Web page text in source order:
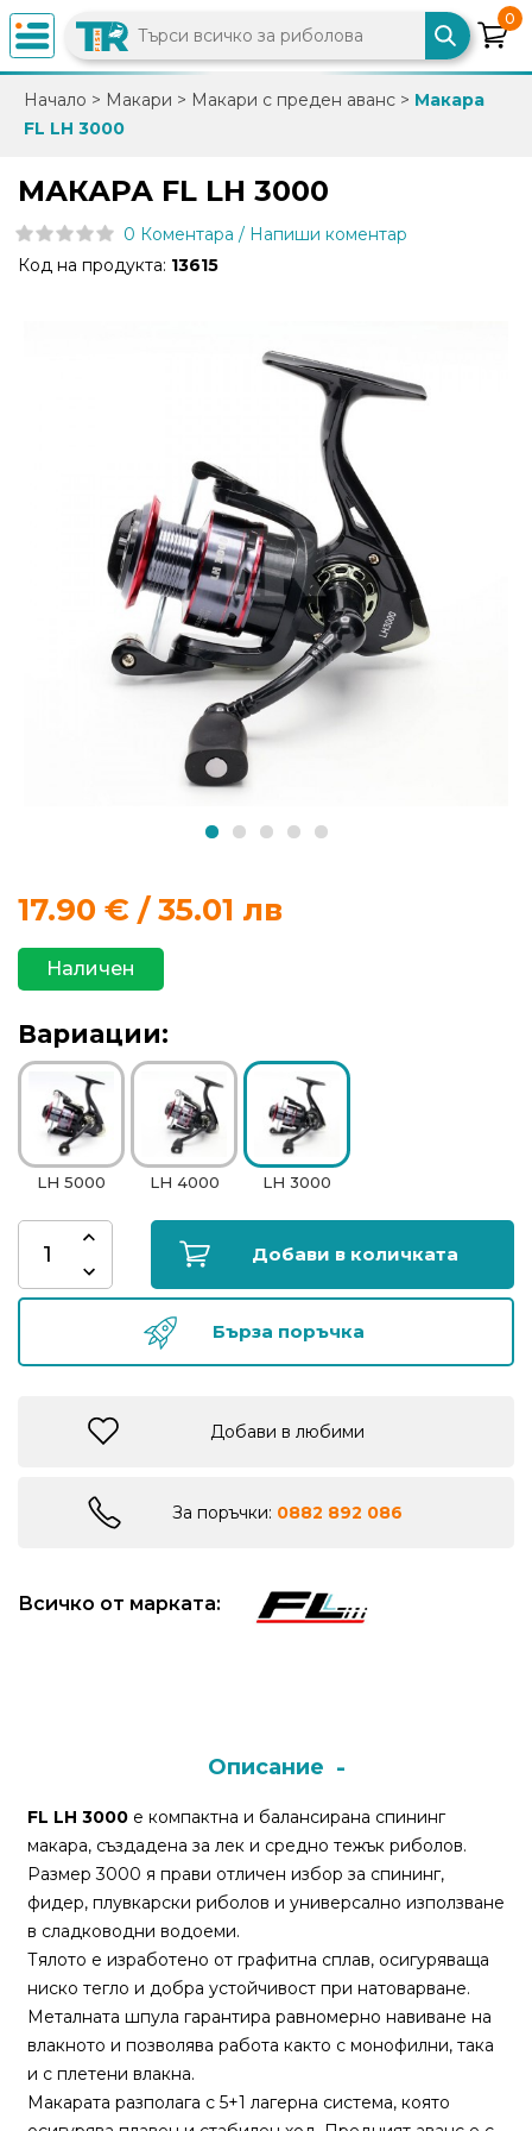
×
0882
086
info@trfish.com
продукти
Аксесоари
риболов
Влакна
за
риболов
Куки
за
Дрехи
Къмпинг
за
риболов
Комплекти
за
риболов
Сонари
0
Начало > Макари > Макари с преден аванс > Макара
FL LH 3000
МАКАРА FL LH 3000
0 Коментара / Напиши коментар
Код на продукта: 13615
17.90 € / 35.01 лв
Наличен
Вариации:
LH 5000 LH 4000 LH 3000
Добави в количката
Бърза поръчка
Добави в любими
За поръчки: 0882 892 086
Всичко от марката:
Описание
FL LH 3000 е компактна и балансирана спининг
макара, създадена за лек и средно тежък риболов.
Размер 3000 я прави отличен избор за спининг,
фидер, плувкарски риболов и универсално използване
в сладководни водоеми.
Тялото е изработено от графитна сплав, осигуряваща
ниско тегло и добра устойчивост при натоварване.
Металната шпула гарантира равномерно навиване на
влакното и позволява работа както с монофилни, така
и с плетени влакна.
Макарата разполага с 5+1 лагерна система, която